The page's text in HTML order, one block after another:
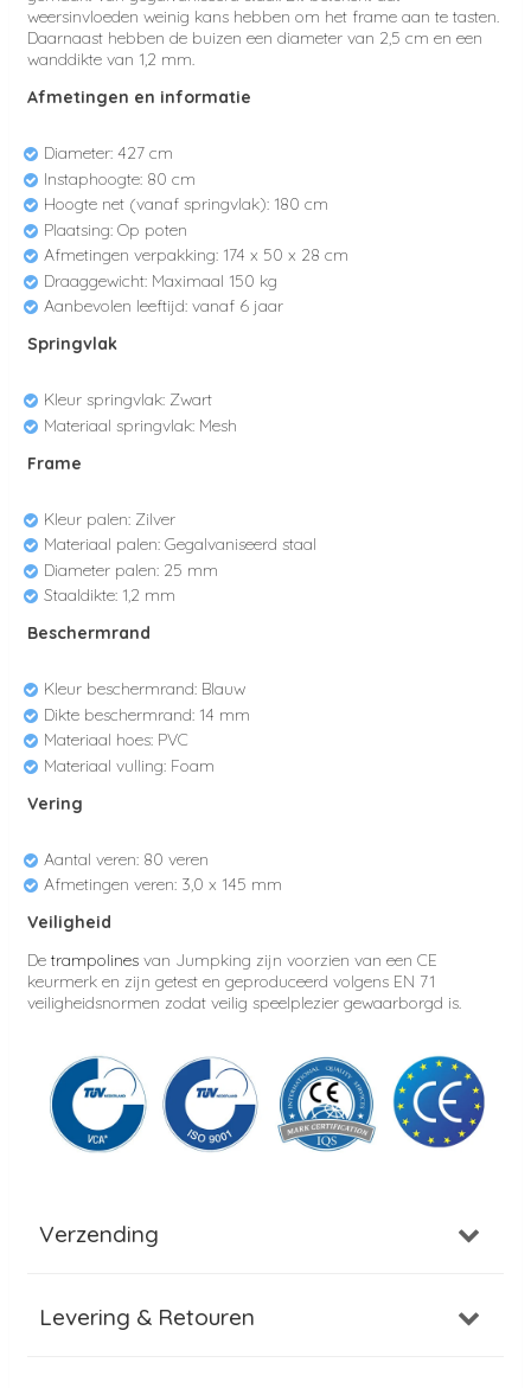
weersinvloeden weinig kans hebben om het frame aan te tasten.
Daarnaast hebben de buizen een diameter van 2,5 cm en een
wanddikte van 1,2 mm.
Afmetingen en informatie
Diameter: 427 cm
Instaphoogte: 80 cm
Hoogte net (vanaf springvlak): 180 cm
Plaatsing: Op poten
Afmetingen verpakking: 174 x 50 x 28 cm
Draaggewicht: Maximaal 150 kg
Aanbevolen leeftijd: vanaf 6 jaar
Springvlak
Kleur springvlak: Zwart
Materiaal springvlak: Mesh
Frame
Kleur palen: Zilver
Materiaal palen: Gegalvaniseerd staal
Diameter palen: 25 mm
Staaldikte: 1,2 mm
Beschermrand
Kleur beschermrand: Blauw
Dikte beschermrand: 14 mm
Materiaal hoes: PVC
Materiaal vulling: Foam
Vering
Aantal veren: 80 veren
Afmetingen veren: 3,0 x 145 mm
Veiligheid
De trampolines van Jumpking zijn voorzien van een CE
keurmerk en zijn getest en geproduceerd volgens EN 71
veiligheidsnormen zodat veilig speelplezier gewaarborgd is.
Verzending
Levering & Retouren